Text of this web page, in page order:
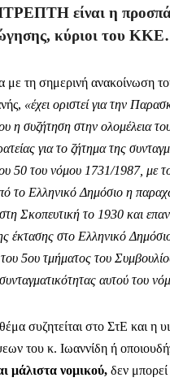
είναι η
κύριοι του
με τη σημερινή ανακοίνωση
«έχει οριστεί για την
η συζήτηση στην ολομέλεια
για το ζήτημα της
50 του νόμου 1731/1987, με
το Ελληνικό Δημόσιο η
στη Σκοπευτική το 1930 και
έκτασης στο Ελληνικό
5ου τμήματος του
αυτού του
συζητείται στο ΣτΕ και η
του κ. Ιωαννίδη ή
μάλιστα νομικού, δεν μπορεί